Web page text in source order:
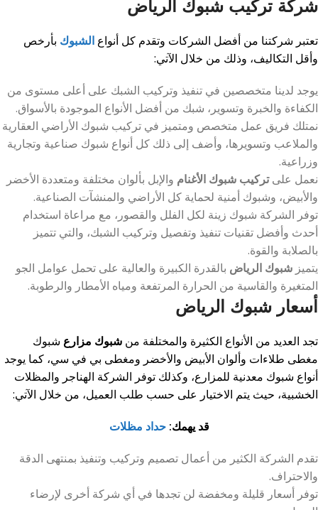
شركة تركيب شبوك الرياض
تعتبر شركتنا من أفضل الشركات وتقدم كل أنواع الشبوك بأرخص
وأقل التكاليف، وذلك من خلال الآتي:
يوجد لدينا متخصصين في تنفيذ وتركيب الشبك على أعلى مستوى من
الكفاءة والخبرة وتسوير، شبك من أفضل الأنواع الموجودة بالأسواق.
نمتلك فريق عمل متخصص ومتميز في تركيب شبوك الأراضي العقارية
والملاعب وتسويرها، وأضف إلى ذلك كل أنواع شبوك صناعية وتجارية
وزراعية.
نعمل علىتركيب شبوك الأغنام والإبل بألوان مختلفة ومتعددة الأخضر
والأبيض، وشبوك أمنية لحماية كل الأراضي والمنشآت الصناعية.
توفر الشركة شبوك زينة لكل الفلل والقصور، مع مراعاة استخدام
أحدث وأفضل تقنيات تنفيذ وتفصيل وتركيب الشبك، والتي تتميز
بالصلابة والقوة.
يتميز شبوك الرياض بالقدرة الكبيرة والعالية على تحمل عوامل الجو
المتغيرة والقاسية من الحرارة المرتفعة ومياه الأمطار والرطوبة.
أسعار شبوك الرياض
تجد العديد من الأنواع الكثيرة والمختلفة من شبوك مزارع شبوك
مغطى طلاءات وألوان الأبيض والأخضر ومغطى بي في سي، كما يوجد
أنواع شبوك معدنية للمزارع، وكذلك توفر الشركة الهناجر والمظلات
الخشبية، حيث يتم الاختيار على حسب طلب العميل، من خلال الآتي:
قد يهمك:حداد مظلات
تقدم الشركة الكثير من أعمال تصميم وتركيب وتنفيذ بمنتهى الدقة
والاحتراف.
توفر أسعار قليلة ومخفضة لن تجدها في أي شركة أخرى لإرضاء